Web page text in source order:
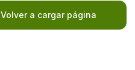
Volver a cargar página